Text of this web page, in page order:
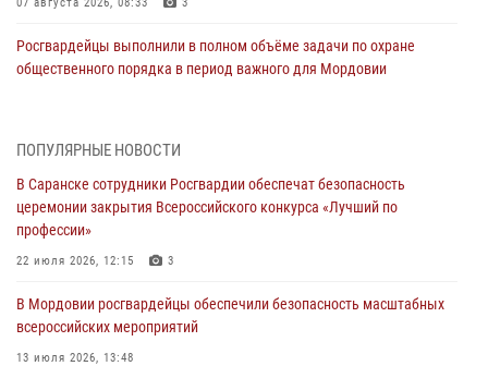
Росгвардейцы выполнили в полном объёме задачи по охране
общественного порядка в период важного для Мордовии
участие в празднествах, посвящённых 25-летию канонизации
Фёдора Ушакова
06 августа 2026, 08:14
повредившего имущество в кафе
06 августа 2026, 07:03
ПОПУЛЯРНЫЕ НОВОСТИ
В Саранске сотрудники Росгвардии обеспечат безопасность
церемонии закрытия Всероссийского конкурса «Лучший по
профессии»
22 июля 2026, 12:15 3
В Мордовии росгвардейцы обеспечили безопасность масштабных
всероссийских мероприятий
13 июля 2026, 13:48